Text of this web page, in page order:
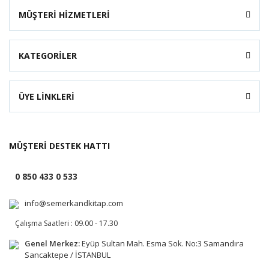
MÜŞTERİ HİZMETLERİ
KATEGORİLER
ÜYE LİNKLERİ
MÜŞTERİ DESTEK HATTI
0 850 433 0 533
info@semerkandkitap.com
Çalışma Saatleri : 09.00 - 17.30
Genel Merkez:Eyüp Sultan Mah. Esma Sok. No:3 Samandıra
Sancaktepe / İSTANBUL